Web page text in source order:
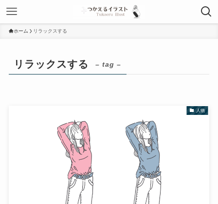
ホーム リラックスする
リラックスする – tag –
人物